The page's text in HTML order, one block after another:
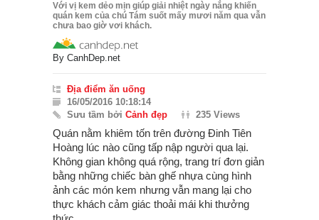
Với vị kem dẻo mịn giúp giải nhiệt ngày nắng khiến
quán kem của chú Tám suốt mấy mươi năm qua vẫn
chưa bao giờ vơi khách.
By CanhDep.net
Địa điểm ăn uống
16/05/2016 10:18:14
Sưu tầm bởi Cảnh đẹp 235 Views
Quán nằm khiêm tốn trên đường Đinh Tiên
Hoàng lúc nào cũng tấp nập người qua lại.
Không gian không quá rộng, trang trí đơn giản
bằng những chiếc bàn ghế nhựa cùng hình
ảnh các món kem nhưng vẫn mang lại cho
thực khách cảm giác thoải mái khi thưởng